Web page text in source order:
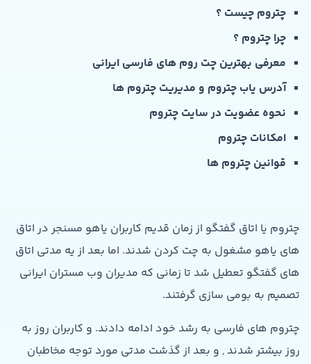
چتروم چیست ؟
چرا چتروم ؟
معرفی بهترین چت روم های فارسی ایرانی
آدرس یاب چتروم و مدیریت چتروم ها
نحوه عضویت در سایت چتروم
امکانات چتروم
قوانین چتروم ها
چتروم یا اتاق گفتگو از زمان قدیم کاربران یاهو مسنجر در اتاق
های یاهو مشغول به چت کردن شدند. اما بعد از یه مدتی اتاق
های گفتگو تعطیل شد تا زمانی که مدیران وب مستران ایرانی
تصمیم به بومی سازی گرفتند.
چتروم های فارسی به رشد خود ادامه دادند. و کاربران روز به
روز بیشتر شدند , و بعد از گذشت مدتی مورد توجه مخاطبان